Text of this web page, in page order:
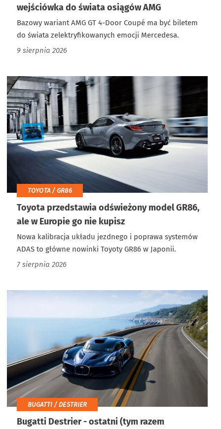
wejściówka do świata osiągów AMG
Bazowy wariant AMG GT 4-Door Coupé ma być biletem
do świata zelektryfikowanych emocji Mercedesa.
9 sierpnia 2026
TOYOTA / GR86
Toyota przedstawia odświeżony model GR86,
ale w Europie go nie kupisz
Nowa kalibracja układu jezdnego i poprawa systemów
ADAS to główne nowinki Toyoty GR86 w Japonii.
7 sierpnia 2026
BUGATTI / DESTRIER
Bugatti Destrier - ostatni (tym razem